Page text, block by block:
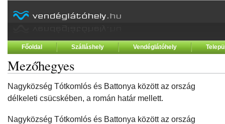
Főoldal Szálláshely Vendéglátóhely
Mezőhegyes
Nagyközség Tótkomlós és Battonya között az ország
délkeleti csücskében, a román határ mellett.
Nagyközség Tótkomlós és Battonya között az ország